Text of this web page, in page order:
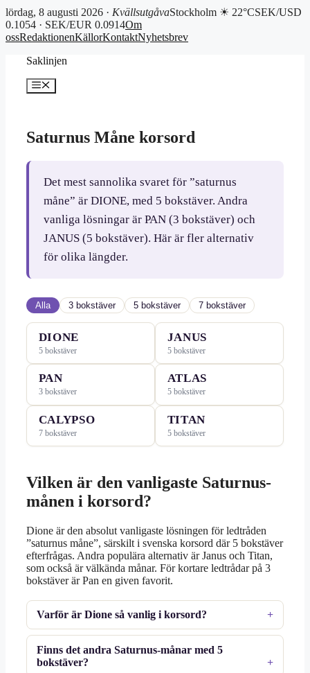
lördag, 8 augusti 2026 · KvällsutgåvaStockholm ☀ 22°CSEK/USD
0.1054 · SEK/EUR 0.0914Om
ossRedaktionenKällorKontaktNyhetsbrev
Saklinjen
Meny
Saturnus Måne korsord
Det mest sannolika svaret för ”saturnus
måne” är DIONE, med 5 bokstäver. Andra
vanliga lösningar är PAN (3 bokstäver) och
JANUS (5 bokstäver). Här är fler alternativ
för olika längder.
Alla 3 bokstäver 5 bokstäver 7 bokstäver
DIONE
5 bokstäver
JANUS
5 bokstäver
PAN
3 bokstäver
ATLAS
5 bokstäver
CALYPSO
7 bokstäver
TITAN
5 bokstäver
Vilken är den vanligaste Saturnus-
månen i korsord?
Dione är den absolut vanligaste lösningen för ledtråden
”saturnus måne”, särskilt i svenska korsord där 5 bokstäver
efterfrågas. Andra populära alternativ är Janus och Titan,
som också är välkända månar. För kortare ledtrådar på 3
bokstäver är Pan en given favorit.
Varför är Dione så vanlig i korsord?
Finns det andra Saturnus-månar med 5
bokstäver?